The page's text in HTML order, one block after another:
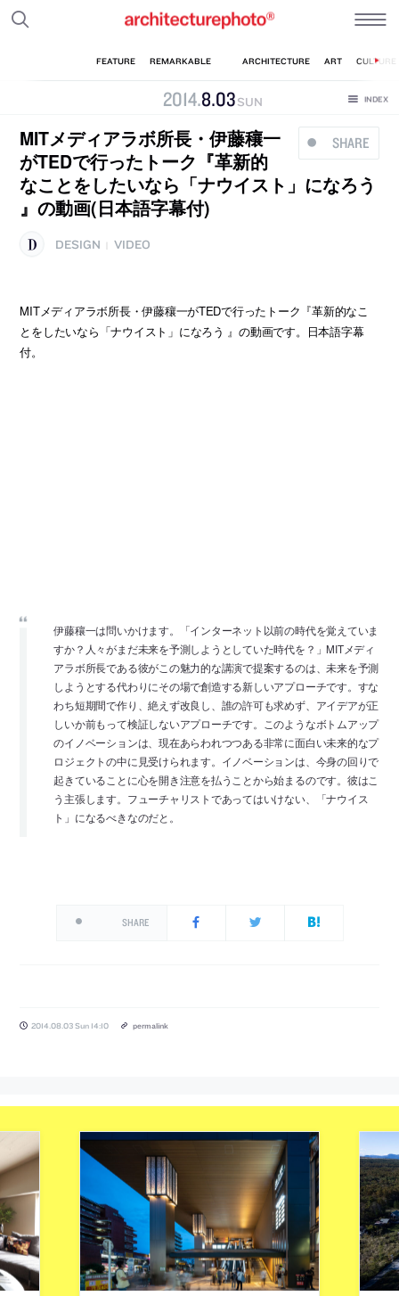
2014.8.03 SUN
SHARE
MITメディアラボ所長・伊藤穰一
がTEDで行ったトーク『革新的
なことをしたいなら「ナウイスト」になろう
』の動画(日本語字幕付)
DESIGN VIDEO
MITメディアラボ所長・伊藤穰一がTEDで行ったトーク『革新的なこ
とをしたいなら「ナウイスト」になろう 』の動画です。日本語字幕
付。
伊藤穰一は問いかけます。「インターネット以前の時代を覚えていま
すか？人々がまだ未来を予測しようとしていた時代を？」MITメディ
アラボ所長である彼がこの魅力的な講演で提案するのは、未来を予測
しようとする代わりにその場で創造する新しいアプローチです。すな
わち短期間で作り、絶えず改良し、誰の許可も求めず、アイデアが正
しいか前もって検証しないアプローチです。このようなボトムアップ
のイノベーションは、現在あらわれつつある非常に面白い未来的なプ
ロジェクトの中に見受けられます。イノベーションは、今身の回りで
起きていることに心を開き注意を払うことから始まるのです。彼はこ
う主張します。フューチャリストであってはいけない、「ナウイス
ト」になるべきなのだと。
SHARE
2014.08.03 Sun 14:10 permalink